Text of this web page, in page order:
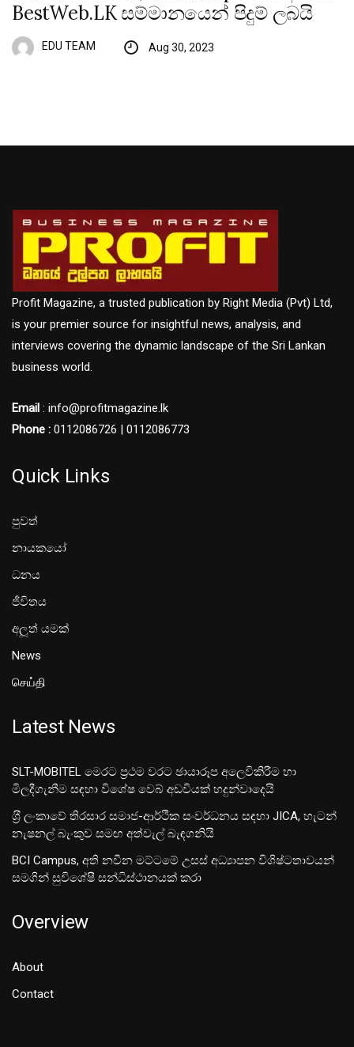
BestWeb.LK සම්මානයෙන් පිදුම් ලබයි
EDU TEAM Aug 30, 2023
Profit Magazine, a trusted publication by Right Media (Pvt) Ltd,
is your premier source for insightful news, analysis, and
interviews covering the dynamic landscape of the Sri Lankan
business world.
Email : info@profitmagazine.lk
Phone : 0112086726 | 0112086773
Quick Links
පුවත්
නායකයෝ
ධනය
ජීවිතය
අලූත් යමක්
News
செய்தி
Latest News
SLT-MOBITEL මෙරට ප්‍රථම වරට ඡායාරූප අලෙවිකිරීම හා
මිලදීගැනීම සඳහා විශේෂ වෙබ් අඩවියක් හදුන්වාදෙයි
ශ‍්‍රී ලංකාවේ තිරසාර සමාජ-ආර්ථික සංවර්ධනය සඳහා JICA, හැටන්
නැෂනල් බැංකුව සමඟ අත්වැල් බැඳගනියි
BCI Campus, අති නවීන මට්ටමේ උසස් අධ්‍යාපන විශිෂ්ටතාවයන්
සමගින් සුවිශේෂී සන්ධිස්ථානයක් කරා
Overview
About
Contact